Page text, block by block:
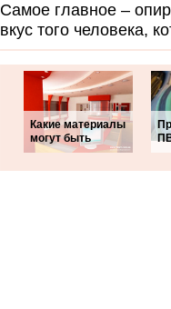
Самое главное –
вкус того человека,
Какие материалы
могут быть